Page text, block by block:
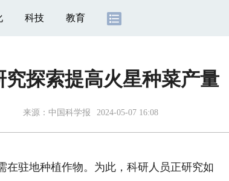
科技 教育
究探索提高火星种菜产量
来源： 中国科学报 2024-05-07 16:08
在驻地种植作物。为此，科研人员正研究如